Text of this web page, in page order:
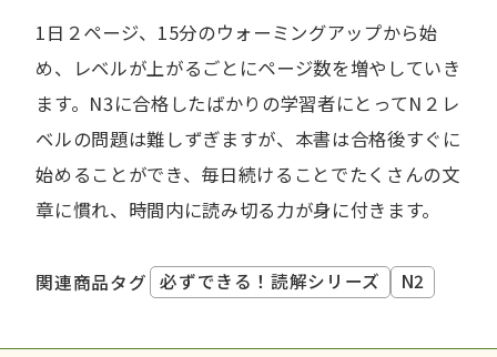
1日２ページ、15分のウォーミングアップから始
め、レベルが上がるごとにページ数を増やしていき
ます。N3に合格したばかりの学習者にとってN２レ
ベルの問題は難しずぎますが、本書は合格後すぐに
始めることができ、毎日続けることでたくさんの文
章に慣れ、時間内に読み切る力が身に付きます。
関連商品タグ 必ずできる！読解シリーズ N2